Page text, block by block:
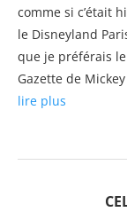
comme si c’était
le Disneyland
que je préférais
Gazette de
lire plus